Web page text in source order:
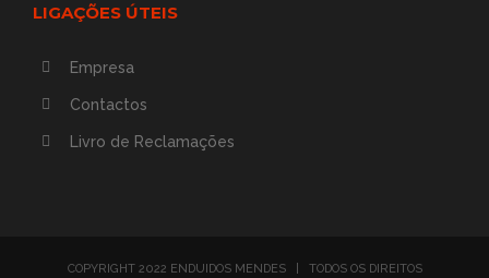
LIGAÇÕES ÚTEIS
Empresa
Contactos
Livro de Reclamações
COPYRIGHT 2022 ENDUIDOS MENDES | TODOS OS DIREITOS